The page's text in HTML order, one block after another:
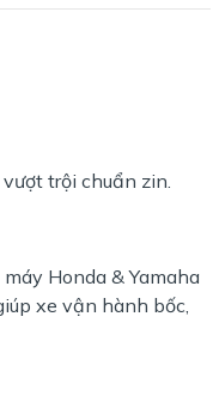
trội chuẩn zin.
Honda & Yamaha
xe vận hành bốc,